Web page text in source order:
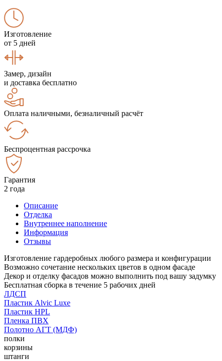
Изготовление
от 5 дней
Замер, дизайн
и доставка бесплатно
Оплата наличными, безналичный расчёт
Беспроцентная рассрочка
Гарантия
2 года
Описание
Отделка
Внутреннее наполнение
Информация
Отзывы
Изготовление гардеробных любого размера и конфигурации
Возможно сочетание нескольких цветов в одном фасаде
Декор и отделку фасадов можно выполнить под вашу задумку
Бесплатная сборка в течение 5 рабочих дней
ЛДСП
Пластик Alvic Luxe
Пластик HPL
Пленка ПВХ
Полотно АГТ (МДФ)
полки
корзины
штанги